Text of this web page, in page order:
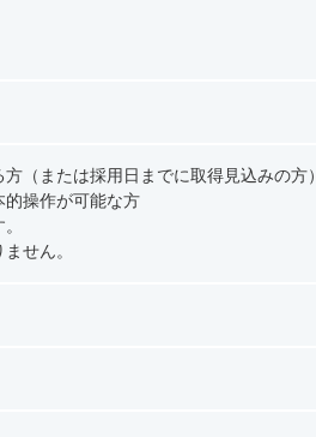
（または採用日までに取得見込みの方）
的操作が可能な方
せん。